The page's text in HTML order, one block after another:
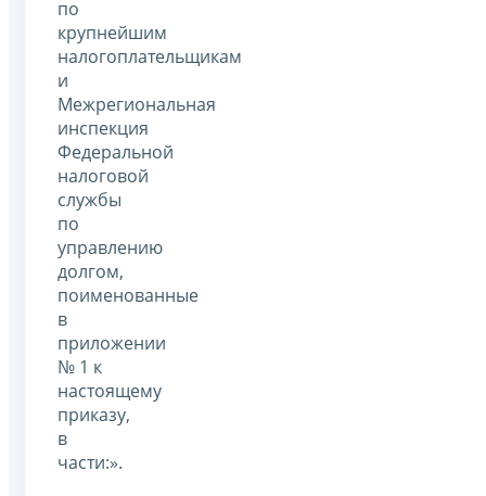
по
крупнейшим
налогоплательщикам
и
Межрегиональная
инспекция
Федеральной
налоговой
службы
по
управлению
долгом,
поименованные
в
приложении
№ 1 к
настоящему
приказу,
в
части:».